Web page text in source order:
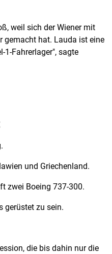
weil sich der Wiener mit
gemacht hat. Lauda ist eine
1-Fahrerlager", sagte
und Griechenland.
zwei Boeing 737-300.
gerüstet zu sein.
die bis dahin nur die